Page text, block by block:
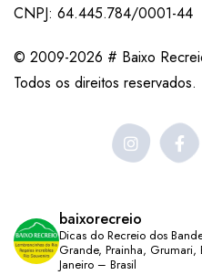
CNPJ: 64.445.784/0001-44
© 2009-2026 # Baixo
Todos os direitos reservados.
baixorecreio
Dicas do Recreio dos
Grande, Prainha,
Janeiro – Brasil